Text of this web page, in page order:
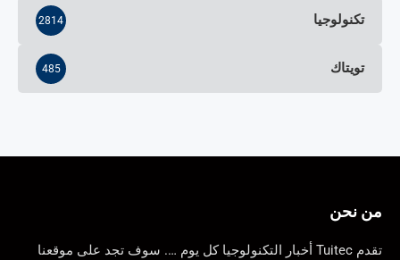
تكنولوجيا 2814
تويتاك 485
من نحن
تقدم Tuitec أخبار التكنولوجيا كل يوم …. سوف تجد على موقعنا